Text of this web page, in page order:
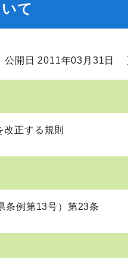
て
公開日 2011年03月31日
正する規則
条例第13号）第23条